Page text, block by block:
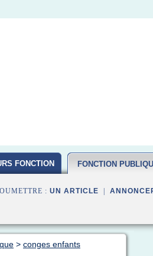
FONCTION
D ETAT 2016
FONCTION
: UN ARTICLE
> conges enfants